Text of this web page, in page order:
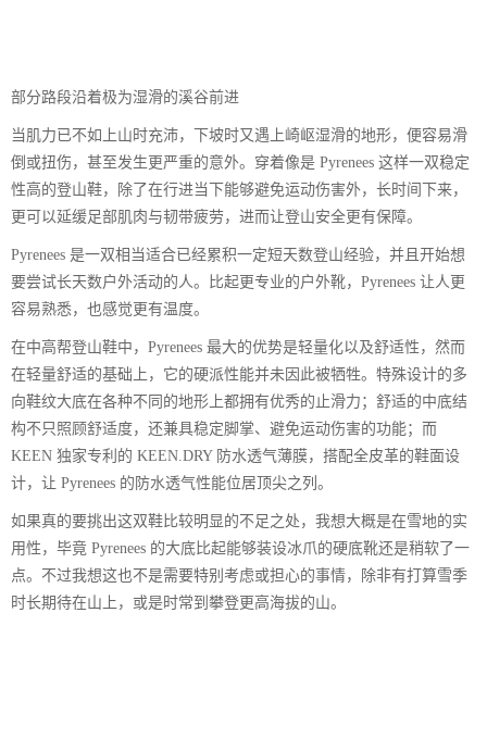
部分路段沿着极为湿滑的溪谷前进
当肌力已不如上山时充沛，下坡时又遇上崎岖湿滑的地形，便容易滑
倒或扭伤，甚至发生更严重的意外。穿着像是 Pyrenees 这样一双稳定
性高的登山鞋，除了在行进当下能够避免运动伤害外，长时间下来，
更可以延缓足部肌肉与韧带疲劳，进而让登山安全更有保障。
Pyrenees 是一双相当适合已经累积一定短天数登山经验，并且开始想
要尝试长天数户外活动的人。比起更专业的户外靴，Pyrenees 让人更
容易熟悉，也感觉更有温度。
在中高帮登山鞋中，Pyrenees 最大的优势是轻量化以及舒适性，然而
在轻量舒适的基础上，它的硬派性能并未因此被牺牲。特殊设计的多
向鞋纹大底在各种不同的地形上都拥有优秀的止滑力；舒适的中底结
构不只照顾舒适度，还兼具稳定脚掌、避免运动伤害的功能；而
KEEN 独家专利的 KEEN.DRY 防水透气薄膜，搭配全皮革的鞋面设
计，让 Pyrenees 的防水透气性能位居顶尖之列。
如果真的要挑出这双鞋比较明显的不足之处，我想大概是在雪地的实
用性，毕竟 Pyrenees 的大底比起能够装设冰爪的硬底靴还是稍软了一
点。不过我想这也不是需要特别考虑或担心的事情，除非有打算雪季
时长期待在山上，或是时常到攀登更高海拔的山。